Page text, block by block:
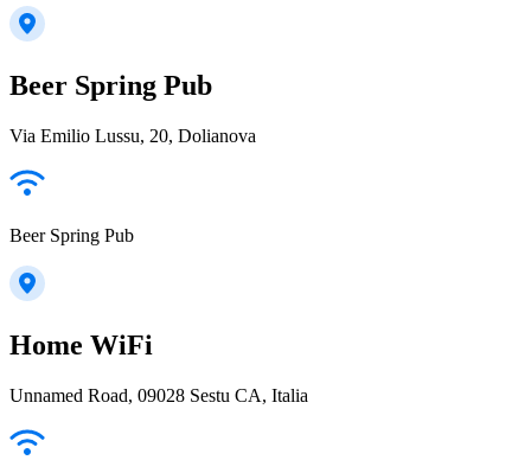
Beer Spring Pub
Via Emilio Lussu, 20, Dolianova
Beer Spring Pub
Home WiFi
Unnamed Road, 09028 Sestu CA, Italia